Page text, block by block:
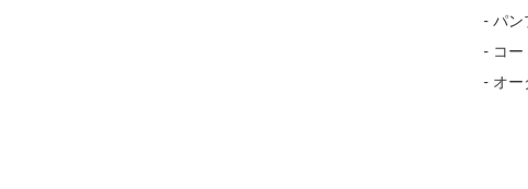
- パン
- コー
- オー